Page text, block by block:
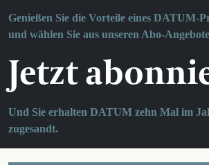
Genießen Sie die Vorteile eines DATUM-
und wählen Sie aus unseren Abo-
Jetzt
Und Sie erhalten DATUM zehn Mal im
zugesandt.